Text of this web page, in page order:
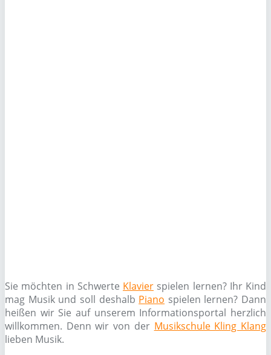
Sie möchten in Schwerte Klavier spielen lernen? Ihr Kind
mag Musik und soll deshalb Piano spielen lernen? Dann
heißen wir Sie auf unserem Informationsportal herzlich
willkommen. Denn wir von der Musikschule Kling Klang
lieben Musik.